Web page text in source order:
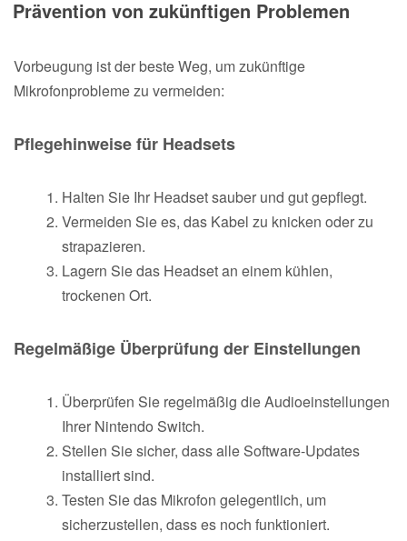
Prävention von zukünftigen Problemen
Vorbeugung ist der beste Weg, um zukünftige
Mikrofonprobleme zu vermeiden:
Pflegehinweise für Headsets
Halten Sie Ihr Headset sauber und gut gepflegt.
Vermeiden Sie es, das Kabel zu knicken oder zu
strapazieren.
Lagern Sie das Headset an einem kühlen,
trockenen Ort.
Regelmäßige Überprüfung der Einstellungen
Überprüfen Sie regelmäßig die Audioeinstellungen
Ihrer Nintendo Switch.
Stellen Sie sicher, dass alle Software-Updates
installiert sind.
Testen Sie das Mikrofon gelegentlich, um
sicherzustellen, dass es noch funktioniert.